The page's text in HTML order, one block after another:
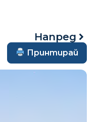
Напред
Принтирай